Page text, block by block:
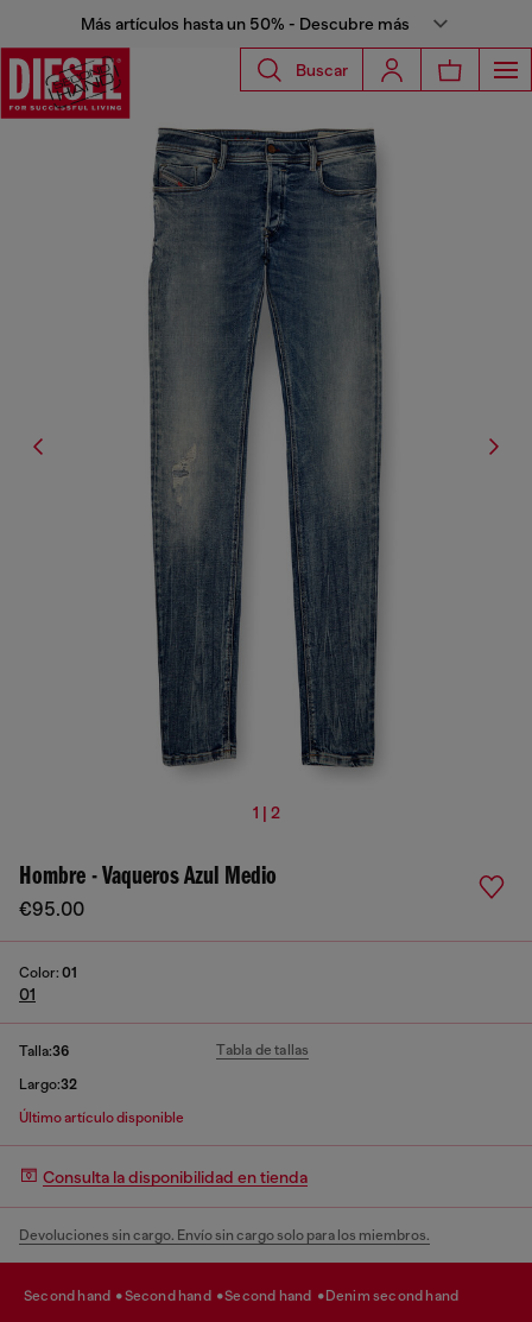
Más artículos hasta un 50% - Descubre más
Buscar
1 | 2
Hombre - Vaqueros Azul Medio
€95.00
Color: 01
01
Talla:36 Tabla de tallas
Largo:32
Último artículo disponible
Consulta la disponibilidad en tienda
Devoluciones sin cargo. Envío sin cargo solo para los miembros.
second hand second hand second hand denim second hand